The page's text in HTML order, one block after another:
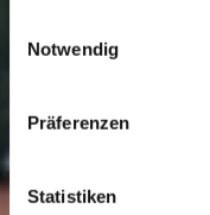
Notwendig
Präferenzen
Statistiken